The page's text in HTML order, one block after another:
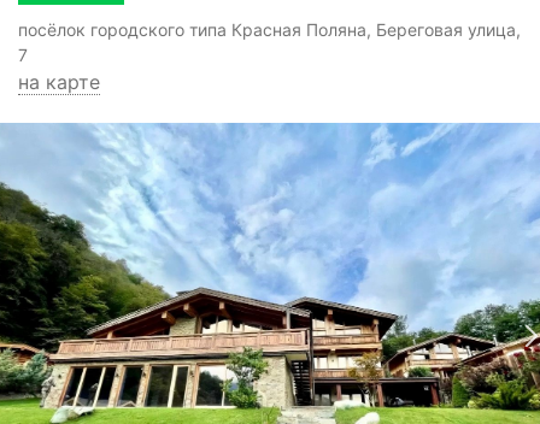
посёлок городского типа Красная Поляна, Береговая улица,
7
на карте